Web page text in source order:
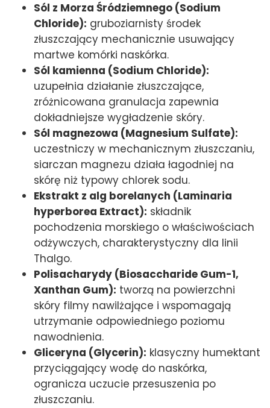
Sól z Morza Śródziemnego (Sodium
Chloride): gruboziarnisty środek
złuszczający mechanicznie usuwający
martwe komórki naskórka.
Sól kamienna (Sodium Chloride):
uzupełnia działanie złuszczające,
zróżnicowana granulacja zapewnia
dokładniejsze wygładzenie skóry.
Sól magnezowa (Magnesium Sulfate):
uczestniczy w mechanicznym złuszczaniu,
siarczan magnezu działa łagodniej na
skórę niż typowy chlorek sodu.
Ekstrakt z alg borelanych (Laminaria
hyperborea Extract): składnik
pochodzenia morskiego o właściwościach
odżywczych, charakterystyczny dla linii
Thalgo.
Polisacharydy (Biosaccharide Gum-1,
Xanthan Gum): tworzą na powierzchni
skóry filmy nawilżające i wspomagają
utrzymanie odpowiedniego poziomu
nawodnienia.
Gliceryna (Glycerin): klasyczny humektant
przyciągający wodę do naskórka,
ogranicza uczucie przesuszenia po
złuszczaniu.